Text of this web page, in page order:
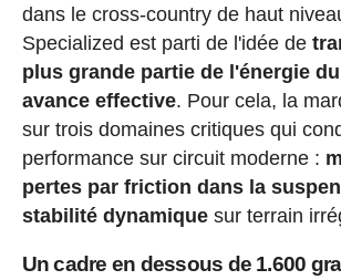
dans le cross-country de haut
Specialized est parti de l'idée de
plus grande partie de l'énergie
avance effective. Pour cela, la
sur trois domaines critiques qui
performance sur circuit moderne :
pertes par friction dans la
stabilité dynamiquesur terrain
Un cadre en dessous de 1.600